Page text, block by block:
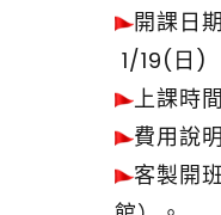
開課日
1/19(日)
上課時
費用說
客製開